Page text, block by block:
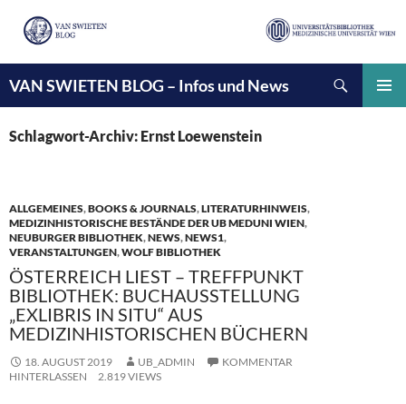
VAN SWIETEN BLOG – Infos und News
INHALT
SPRINGEN
Schlagwort-Archiv: Ernst Loewenstein
ALLGEMEINES,BOOKS & JOURNALS,LITERATURHINWEIS,
MEDIZINHISTORISCHE BESTÄNDE DER UB MEDUNI WIEN,
NEUBURGER BIBLIOTHEK,NEWS,NEWS1,
VERANSTALTUNGEN,WOLF BIBLIOTHEK
ÖSTERREICH LIEST – TREFFPUNKT
BIBLIOTHEK: BUCHAUSSTELLUNG
„EXLIBRIS IN SITU“ AUS
MEDIZINHISTORISCHEN BÜCHERN
18. AUGUST 2019 UB_ADMIN
KOMMENTAR
HINTERLASSEN
2.819 VIEWS